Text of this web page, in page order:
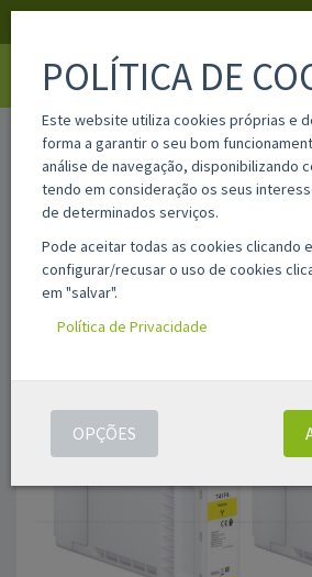
home 4xt41f
POLÍTICA DE
Este website utiliza cookies próprias e
forma a garantir o seu bom
análise de navegação, disponibilizando
tendo em consideração os seus
de determinados serviços.
Pode aceitar todas as cookies clicando
configurar/recusar o uso de cookies
em "salvar".
Política de Privacidade
OPÇÕES